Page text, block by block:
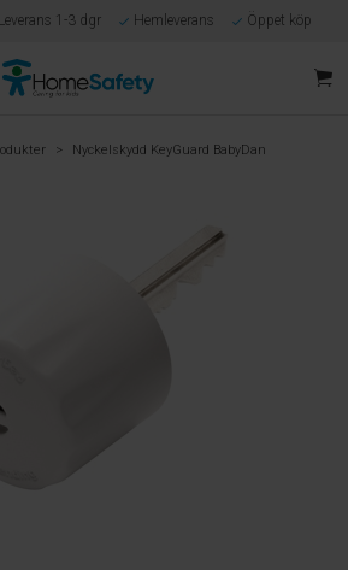
Leverans 1-3 dgr Hemleverans Öppet köp
Egen tillverkning
> Nyckelskydd KeyGuard BabyDan